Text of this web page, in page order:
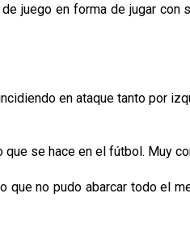
juego en forma de jugar con
en ataque tanto por
se hace en el fútbol. Muy
no pudo abarcar todo el